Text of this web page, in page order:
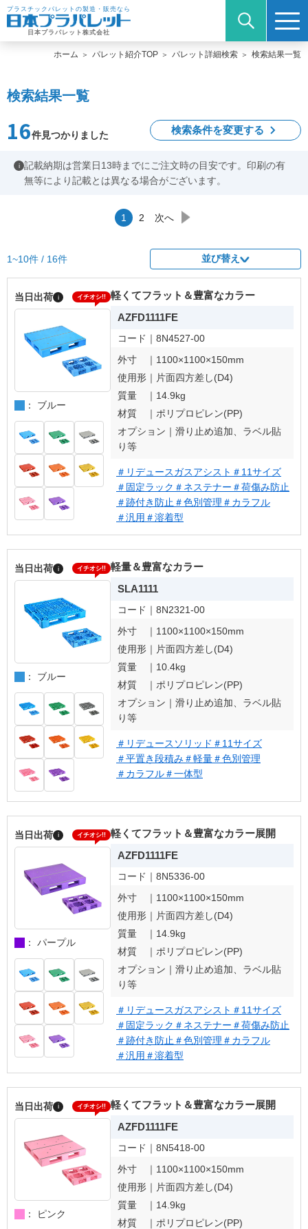
プラスチックパレットの製造・販売なら
日本プラパレット株式会社
ホーム パレット紹介TOP パレット詳細検索 検索結果一覧
検索結果一覧
16件見つかりました 検索条件を変更する
i 記載納期は営業日13時までにご注文時の目安です。印刷の有
無等により記載とは異なる場合がございます。
1 2 次へ
1~10件 / 16件 並び替え
当日出荷 i イチオシ!!
： ブルー
軽くてフラット＆豊富なカラー
AZFD1111FE
コード｜ 8N4527-00
外寸 ｜ 1100×1100×150mm
使用形｜ 片面四方差し(D4)
質量 ｜ 14.9kg
材質 ｜ ポリプロピレン(PP)
オプション｜ 滑り止め追加、ラベル貼
り等
＃リデュースガスアシスト ＃11サイズ
＃固定ラック ＃ネステナー ＃荷傷み防止
＃跡付き防止 ＃色別管理 ＃カラフル
＃汎用 ＃溶着型
当日出荷 i イチオシ!!
： ブルー
軽量＆豊富なカラー
SLA1111
コード｜ 8N2321-00
外寸 ｜ 1100×1100×150mm
使用形｜ 片面四方差し(D4)
質量 ｜ 10.4kg
材質 ｜ ポリプロピレン(PP)
オプション｜ 滑り止め追加、ラベル貼
り等
＃リデュースソリッド ＃11サイズ
＃平置き段積み＃軽量＃色別管理
＃カラフル＃一体型
当日出荷 i イチオシ!!
： パープル
軽くてフラット＆豊富なカラー展開
AZFD1111FE
コード｜ 8N5336-00
外寸 ｜ 1100×1100×150mm
使用形｜ 片面四方差し(D4)
質量 ｜ 14.9kg
材質 ｜ ポリプロピレン(PP)
オプション｜ 滑り止め追加、ラベル貼
り等
＃リデュースガスアシスト ＃11サイズ
＃固定ラック ＃ネステナー ＃荷傷み防止
＃跡付き防止 ＃色別管理 ＃カラフル
＃汎用 ＃溶着型
当日出荷 i イチオシ!!
： ピンク
軽くてフラット＆豊富なカラー展開
AZFD1111FE
コード｜ 8N5418-00
外寸 ｜ 1100×1100×150mm
使用形｜ 片面四方差し(D4)
質量 ｜ 14.9kg
材質 ｜ ポリプロピレン(PP)